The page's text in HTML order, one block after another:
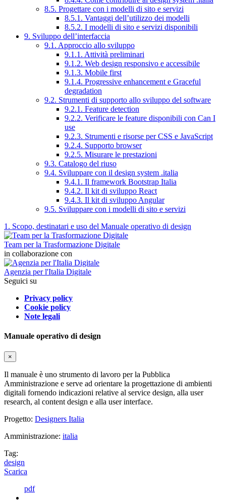
8.5. Progettare con i modelli di sito e servizi
8.5.1. Vantaggi dell’utilizzo dei modelli
8.5.2. I modelli di sito e servizi disponibili
9. Sviluppo dell’interfaccia
9.1. Approccio allo sviluppo
9.1.1. Attività preliminari
9.1.2. Web design responsivo e accessibile
9.1.3. Mobile first
9.1.4. Progressive enhancement e Graceful
degradation
9.2. Strumenti di supporto allo sviluppo del software
9.2.1. Feature detection
9.2.2. Verificare le feature disponibili con Can I
use
9.2.3. Strumenti e risorse per CSS e JavaScript
9.2.4. Supporto browser
9.2.5. Misurare le prestazioni
9.3. Catalogo del riuso
9.4. Sviluppare con il design system .italia
9.4.1. Il framework Bootstrap Italia
9.4.2. Il kit di sviluppo React
9.4.3. Il kit di sviluppo Angular
9.5. Sviluppare con i modelli di sito e servizi
1. Scopo, destinatari e uso del Manuale operativo di design
Team per la Trasformazione Digitale
in collaborazione con
Agenzia per l'Italia Digitale
Seguici su
Privacy policy
Cookie policy
Note legali
Manuale operativo di design
×
Il manuale è uno strumento di lavoro per la Pubblica
Amministrazione e serve ad orientare la progettazione di ambienti
digitali fornendo indicazioni relative al service design, alla user
research, al content design e alla user interface.
Progetto: Designers Italia
Amministrazione: italia
Tag:
design
Scarica
pdf